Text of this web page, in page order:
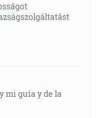
mi guía y de la